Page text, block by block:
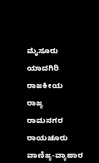
ಮೈಸೂರು
ಯಾದಗಿರಿ
ರಾಜಕೀಯ
ರಾಜ್ಯ
ರಾಮನಗರ
ರಾಯಚೂರು
ವಾಣಿಜ್ಯ-ವ್ಯಾಪಾರ